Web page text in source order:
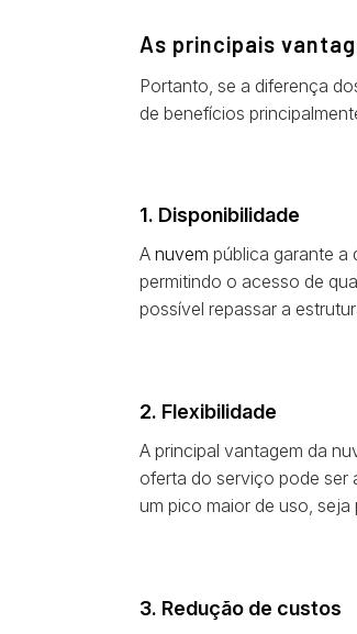
As principais
Portanto, se a diferença
de benefícios
1. Disponibilidade
A nuvem pública garante a
permitindo o acesso de
possível repassar a
2. Flexibilidade
A principal vantagem da
oferta do serviço pode ser
um pico maior de uso,
3. Redução de custos